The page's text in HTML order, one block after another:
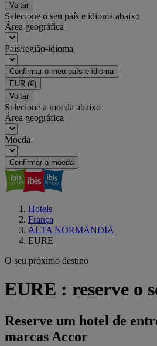
Voltar
Selecione o seu país e idioma abaixo
Área geográfica
País/região-idioma
Confirmar o meu país e idioma
EUR (€)
Voltar
Selecione a moeda abaixo
Área geográfica
Moeda
Confirmar a moeda
Hotels
França
ALTA NORMANDIA
EURE
O seu próximo destino
EURE : reserve o
Reserve um hotel de
marcas Accor